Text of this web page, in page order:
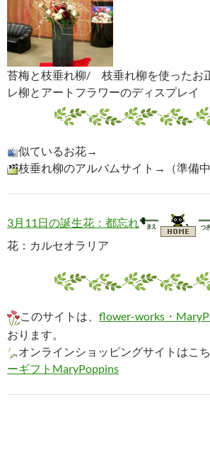
苔梅と枝垂れ柳/ 枝垂れ柳を使った
レ柳とアートフラワーのディスプレイ
似ているお花→
枝垂れ柳のアルバムサイト→（準備中
3月11日の誕生花：都忘れ
花：カルセオラリア
このサイトは、 flower-works・
おります。
オンラインショッピングサイトはこ
ーギフトMaryPoppins